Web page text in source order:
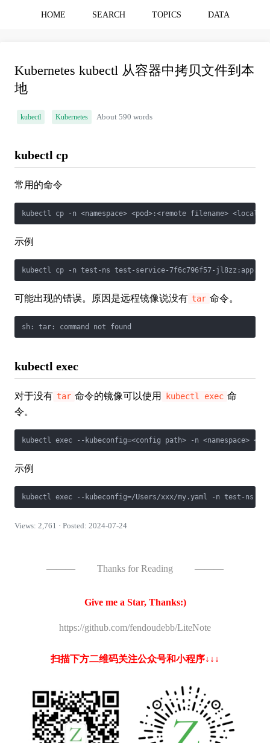
HOME SEARCH TOPICS DATA
Kubernetes kubectl 从容器中拷贝文件到本
地
kubectl Kubernetes About 590 words
kubectl cp
常用的命令
示例
可能出现的错误。原因是远程镜像说没有 tar 命令。
kubectl exec
对于没有 tar 命令的镜像可以使用 kubectl exec 命
令。
示例
Views: 2,761 · Posted: 2024-07-24
——— Thanks for Reading ———
Give me a Star, Thanks:)
https://github.com/fendoudebb/LiteNote
扫描下方二维码关注公众号和小程序↓↓↓